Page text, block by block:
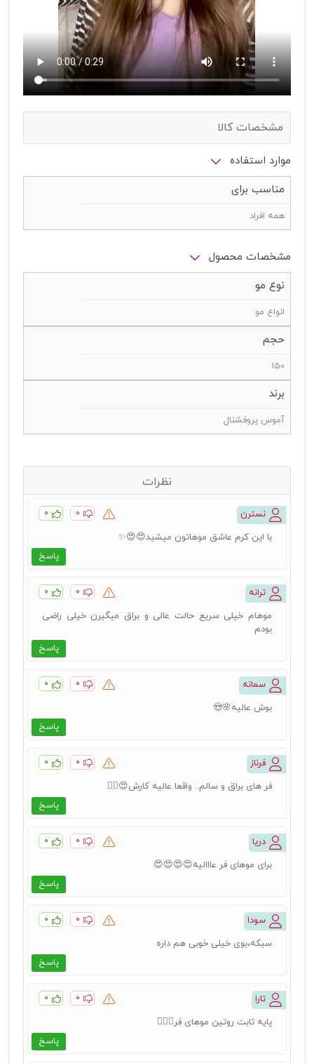
مشخصات کالا
موارد استفاده
مناسب برای
همه افراد
مشخصات محصول
نوع مو
انواع مو
حجم
150
برند
آموس پروفشنال
نظرات
نسترن ۰ ۰
پاسخ
با این کرم عاشق موهاتون میشید😍😍✨️
ترانه ۰ ۰
پاسخ
موهام خیلی سریع حالت عالی و براق میگیرن خیلی راضی
بودم
سمانه ۰ ۰
پاسخ
بوش عالیه🌸😍
فرناز ۰ ۰
پاسخ
فر های براق و سالم.. واقعا عالیه کارش😍👌🏻
دریا ۰ ۰
پاسخ
برای موهای فر عااالیه😍😍😍😍
سودا ۰ ۰
پاسخ
سبکه،بوی خیلی خوبی هم داره
تارا ۰ ۰
پاسخ
پایه ثابت روتین موهای فر👌🏻🤍